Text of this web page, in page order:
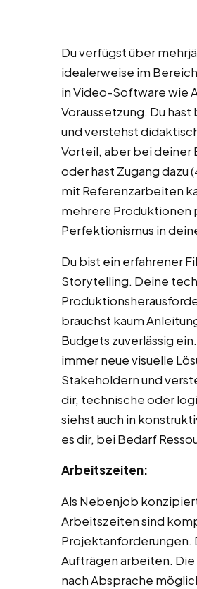
Du verfügst über
idealerweise im
in Video-Software wie
Voraussetzung. Du
und verstehst
Vorteil, aber bei deiner
oder hast Zugang
mit Referenzarbeiten
mehrere Produktionen
Perfektionismus in
Du bist ein erfahrener
Storytelling. Deine
brauchst kaum
Budgets zuverlässig
immer neue visuelle
Stakeholdern und
dir, technische oder
siehst auch in
es dir, bei Bedarf
Arbeitszeiten:
Als Nebenjob
Arbeitszeiten sind
Projektanforderungen.
Aufträgen arbeiten.
nach Absprache